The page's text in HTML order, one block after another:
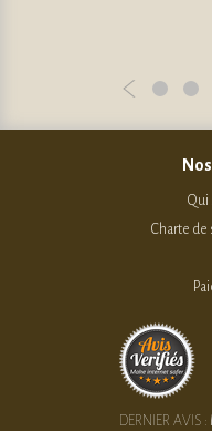
Qui
Charte
DERNIER AVIS :